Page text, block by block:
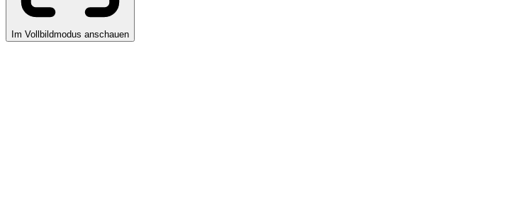
Im Vollbildmodus anschauen